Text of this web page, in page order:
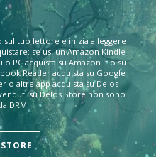
sul tuo lettore e inizia a leggere
se usi un Amazon Kindle
PC acquista su Amazon.it o su
Reader acquista su Google
o altre app acquista su Delos
su Delos Store non sono
DRM.